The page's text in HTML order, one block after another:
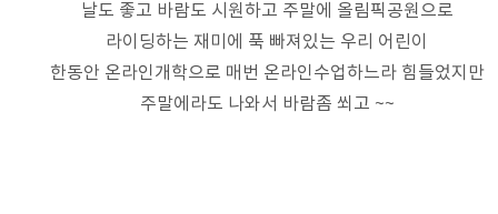
날도 좋고 바람도 시원하고 주말에 올림픽공원으로
라이딩하는 재미에 푹 빠져있는 우리 어린이
한동안 온라인개학으로 매번 온라인수업하느라 힘들었지만
주말에라도 나와서 바람좀 쐬고 ~~